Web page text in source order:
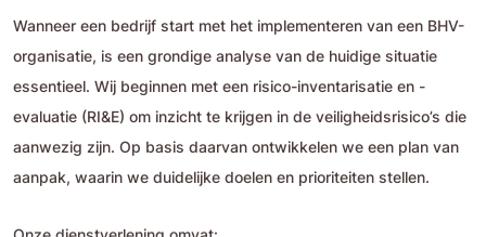
Wanneer een bedrijf start met het implementeren van een BHV-
organisatie, is een grondige analyse van de huidige situatie
essentieel. Wij beginnen met een risico-inventarisatie en -
evaluatie (RI&E) om inzicht te krijgen in de veiligheidsrisico’s die
aanwezig zijn. Op basis daarvan ontwikkelen we een plan van
aanpak, waarin we duidelijke doelen en prioriteiten stellen.